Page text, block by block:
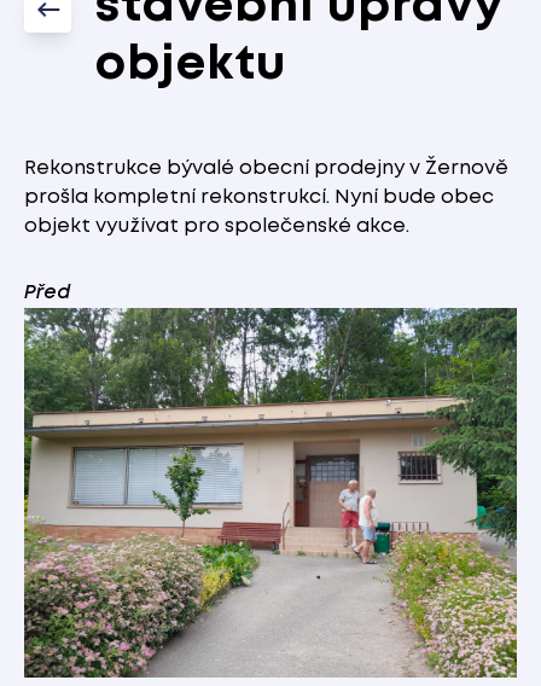
objektu
Rekonstrukce bývalé obecní prodejny v Žernově
prošla kompletní rekonstrukcí. Nyní bude obec
objekt využívat pro společenské akce.
Před